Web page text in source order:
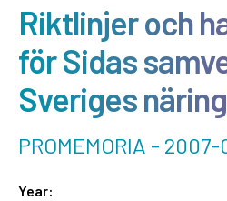
Riktlinjer och
för Sidas
Sveriges
PROMEMORIA - 2007-
Year: